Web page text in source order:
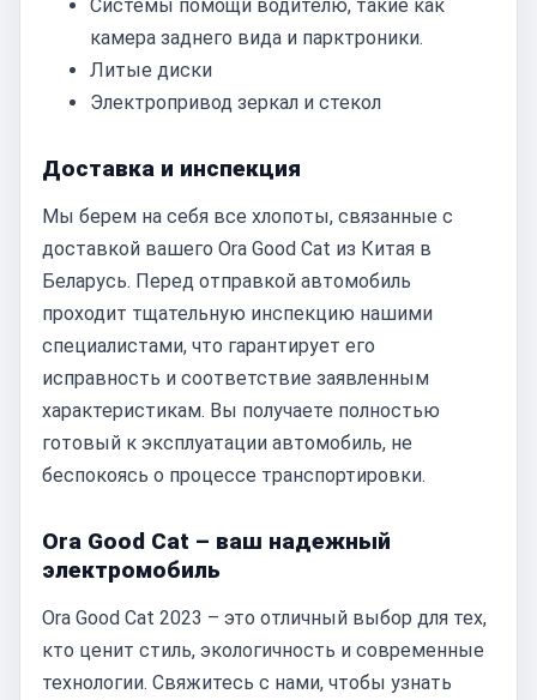
Системы помощи водителю, такие как
камера заднего вида и парктроники.
Литые диски
Электропривод зеркал и стекол
Доставка и инспекция
Мы берем на себя все хлопоты, связанные с
доставкой вашего Ora Good Cat из Китая в
Беларусь. Перед отправкой автомобиль
проходит тщательную инспекцию нашими
специалистами, что гарантирует его
исправность и соответствие заявленным
характеристикам. Вы получаете полностью
готовый к эксплуатации автомобиль, не
беспокоясь о процессе транспортировки.
Ora Good Cat – ваш надежный
электромобиль
Ora Good Cat 2023 – это отличный выбор для тех,
кто ценит стиль, экологичность и современные
технологии. Свяжитесь с нами, чтобы узнать